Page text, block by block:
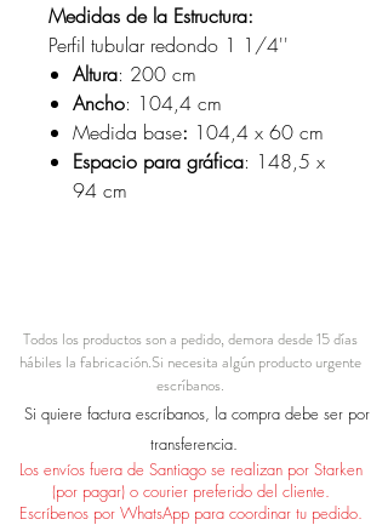
Medidas de la Estructura:
Perfil tubular redondo 1 1/4''
Altura: 200 cm
Ancho: 104,4 cm
Medida base: 104,4 x 60 cm
Espacio para gráfica: 148,5 x
94 cm
Todos los productos son a pedido, demora desde 15 días
hábiles la fabricación.Si necesita algún producto urgente
escríbanos.
Si quiere factura escríbanos, la compra debe ser por
transferencia.
Los envíos fuera de Santiago se realizan por Starken
(por pagar) o courier preferido del cliente.
Escríbenos por WhatsApp para coordinar tu pedido.